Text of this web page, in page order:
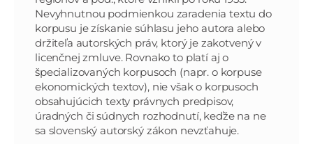
Nevyhnutnou podmienkou zaradenia textu do
korpusu je získanie súhlasu jeho autora alebo
držiteľa autorských práv, ktorý je zakotvený v
licenčnej zmluve. Rovnako to platí aj o
špecializovaných korpusoch (napr. o korpuse
ekonomických textov), nie však o korpusoch
obsahujúcich texty právnych predpisov,
úradných či súdnych rozhodnutí, keďže na ne
sa slovenský autorský zákon nevzťahuje.